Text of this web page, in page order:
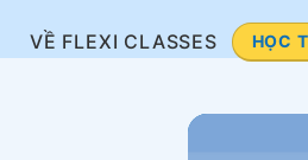
VỀ FLEXI CLASSES HỌC